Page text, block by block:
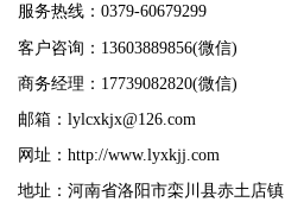
服务热线：0379-60679299
客户咨询：13603889856(微信)
商务经理：17739082820(微信)
邮箱：lylcxkjx@126.com
网址：http://www.lyxkjj.com
地址：河南省洛阳市栾川县赤土店镇